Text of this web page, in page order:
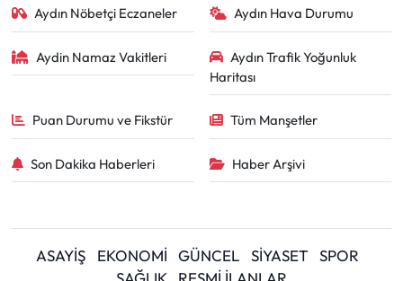
Aydın Nöbetçi Eczaneler Aydın Hava Durumu
Aydin Namaz Vakitleri
Aydın Trafik Yoğunluk
Haritası
Puan Durumu ve Fikstür Tüm Manşetler
Son Dakika Haberleri Haber Arşivi
ASAYİŞ EKONOMİ GÜNCEL SİYASET
SPOR